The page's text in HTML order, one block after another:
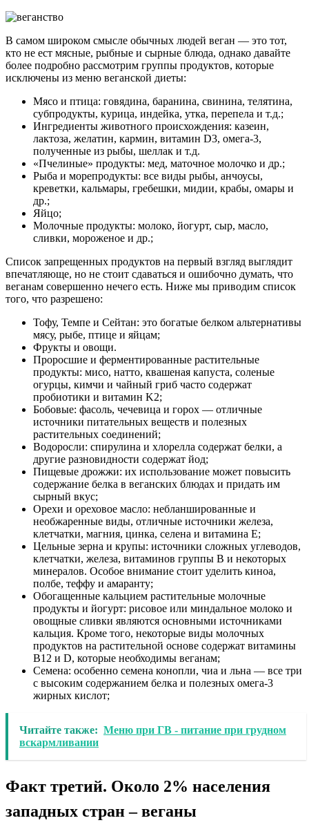
В самом широком смысле обычных людей веган — это тот,
кто не ест мясные, рыбные и сырные блюда, однако давайте
более подробно рассмотрим группы продуктов, которые
исключены из меню веганской диеты:
Мясо и птица: говядина, баранина, свинина, телятина,
субпродукты, курица, индейка, утка, перепела и т.д.;
Ингредиенты животного происхождения: казеин,
лактоза, желатин, кармин, витамин D3, омега-3,
полученные из рыбы, шеллак и т.д.
«Пчелиные» продукты: мед, маточное молочко и др.;
Рыба и морепродукты: все виды рыбы, анчоусы,
креветки, кальмары, гребешки, мидии, крабы, омары и
др.;
Яйцо;
Молочные продукты: молоко, йогурт, сыр, масло,
сливки, мороженое и др.;
Список запрещенных продуктов на первый взгляд выглядит
впечатляюще, но не стоит сдаваться и ошибочно думать, что
веганам совершенно нечего есть. Ниже мы приводим список
того, что разрешено:
Тофу, Темпе и Сейтан: это богатые белком альтернативы
мясу, рыбе, птице и яйцам;
Фрукты и овощи.
Проросшие и ферментированные растительные
продукты: мисо, натто, квашеная капуста, соленые
огурцы, кимчи и чайный гриб часто содержат
пробиотики и витамин K2;
Бобовые: фасоль, чечевица и горох — отличные
источники питательных веществ и полезных
растительных соединений;
Водоросли: спирулина и хлорелла содержат белки, а
другие разновидности содержат йод;
Пищевые дрожжи: их использование может повысить
содержание белка в веганских блюдах и придать им
сырный вкус;
Орехи и ореховое масло: небланшированные и
необжаренные виды, отличные источники железа,
клетчатки, магния, цинка, селена и витамина Е;
Цельные зерна и крупы: источники сложных углеводов,
клетчатки, железа, витаминов группы В и некоторых
минералов. Особое внимание стоит уделить киноа,
полбе, теффу и амаранту;
Обогащенные кальцием растительные молочные
продукты и йогурт: рисовое или миндальное молоко и
овощные сливки являются основными источниками
кальция. Кроме того, некоторые виды молочных
продуктов на растительной основе содержат витамины
B12 и D, которые необходимы веганам;
Семена: особенно семена конопли, чиа и льна — все три
с высоким содержанием белка и полезных омега-3
жирных кислот;
Читайте также: Меню при ГВ - питание при грудном
вскармливании
Факт третий. Около 2% населения
западных стран – веганы